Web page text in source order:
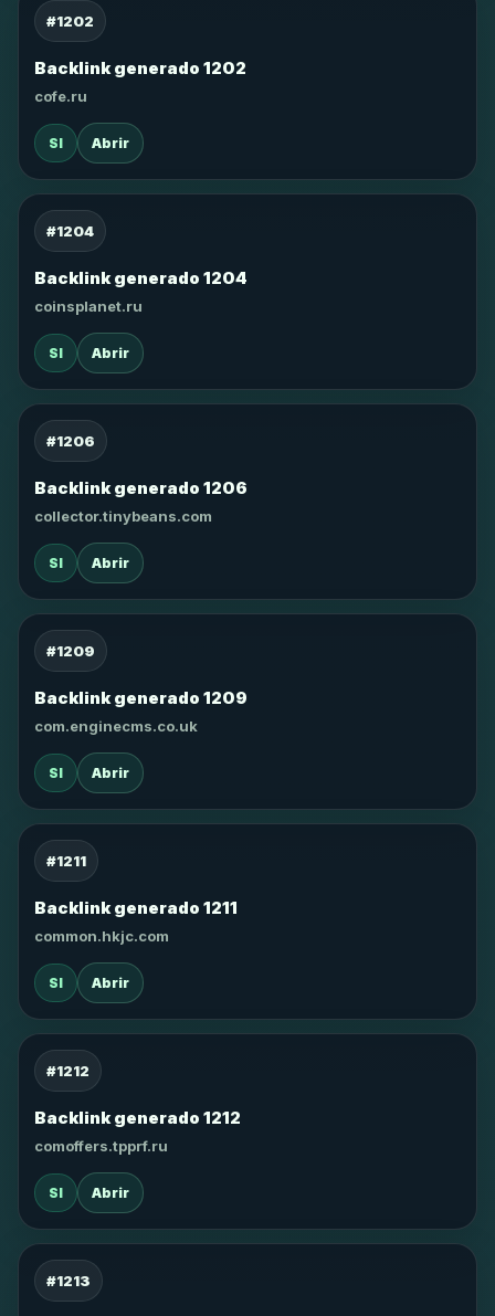
#1202
Backlink generado 1202
cofe.ru
SI Abrir
#1204
Backlink generado 1204
coinsplanet.ru
SI Abrir
#1206
Backlink generado 1206
collector.tinybeans.com
SI Abrir
#1209
Backlink generado 1209
com.enginecms.co.uk
SI Abrir
#1211
Backlink generado 1211
common.hkjc.com
SI Abrir
#1212
Backlink generado 1212
comoffers.tpprf.ru
SI Abrir
#1213